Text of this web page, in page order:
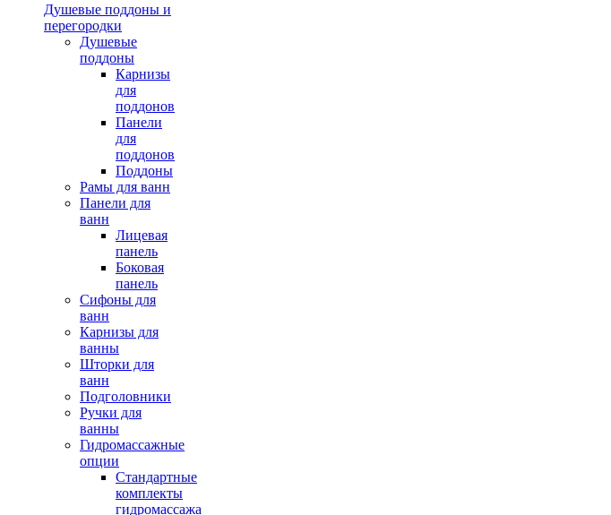
Душевые поддоны и
перегородки
Душевые
поддоны
Карнизы
для
поддонов
Панели
для
поддонов
Поддоны
Рамы для ванн
Панели для
ванн
Лицевая
панель
Боковая
панель
Сифоны для
ванн
Карнизы для
ванны
Шторки для
ванн
Подголовники
Ручки для
ванны
Гидромассажные
опции
Стандартные
комплекты
гидромассажа